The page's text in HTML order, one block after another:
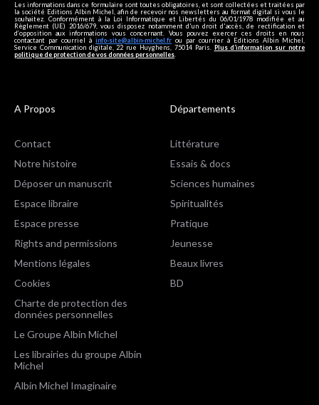
Les informations dans ce formulaire sont toutes obligatoires, et sont collectées et traitées par
la société Editions Albin Michel, afin de recevoir nos newsletters au format digital si vous le
souhaitez. Conformément à la Loi Informatique et Libertés du 06/01/1978 modifiée et au
Règlement (UE) 2016/679, vous disposez notamment d'un droit d'accès, de rectification et
d’opposition aux informations vous concernant. Vous pouvez exercer ces droits en nous
contactant par courriel à info-site@albin-michel.fr ou par courrier à Editions Albin Michel,
Service Communication digitale, 22 rue Huyghens, 75014 Paris. Plus d’information sur notre
politique de protection de vos données personnelles
A Propos
Contact
Notre histoire
Déposer un manuscrit
Espace libraire
Espace presse
Rights and permissions
Mentions légales
Cookies
Charte de protection des
données personnelles
Le Groupe Albin Michel
Les librairies du groupe Albin
Michel
Albin Michel Imaginaire
Départements
Littérature
Essais & docs
Sciences humaines
Spiritualités
Pratique
Jeunesse
Beaux livres
BD